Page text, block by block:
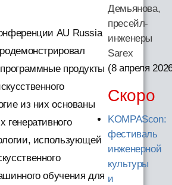
AU Russia
продукты
из них основаны
генеративного
использующей
обучения для
Демьянова,
пресейл-
инженеры
Sarex
(8 апреля
Скоро
KOMPAScon:
фестиваль
инженерной
культуры
и